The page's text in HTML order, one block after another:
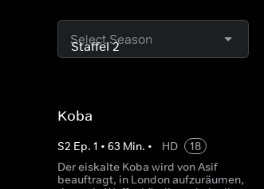
Select Season
Koba
S2 Ep. 1 • 63 Min. • HD
18
Der eiskalte Koba wird von Asif
beauftragt, in London aufzuräumen,